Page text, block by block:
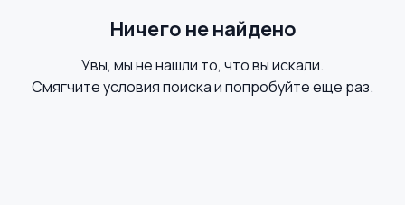
Футболки и топы Штаны и шорты
Ничего не найдено
Увы, мы не нашли то, что вы искали.
Смягчите условия поиска и попробуйте еще раз.